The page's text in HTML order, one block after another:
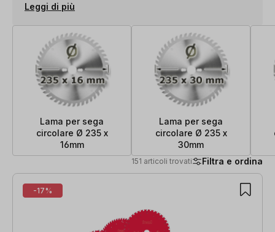
Leggi di più
Lama per sega
circolare Ø 235 x
16mm
Lama per sega
circolare Ø 235 x
30mm
151 articoli trovati Filtra e ordina
151 articoli trovati
-17%